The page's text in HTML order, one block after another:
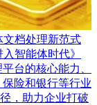
档处理新范式
智能体时代》
台的核心能力、
险和银行等行业
，助力企业打破